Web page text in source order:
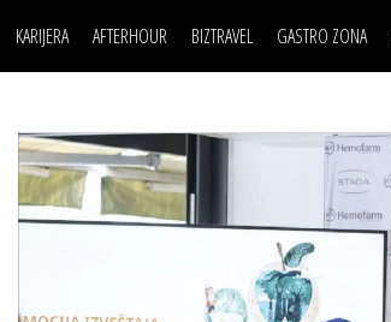
KARIJERA
LJUDI (HR)
MOJ UGAO
AFTERHOUR
KNJIGE
AUTO SVET
BIZTRAVEL GASTRO ZONA
POSAO
MOJ UGAO
USAVRŠAVANJE
KNOW-HOW
FILM I SCENA
AUTO SVET
STIL
WELLBEING